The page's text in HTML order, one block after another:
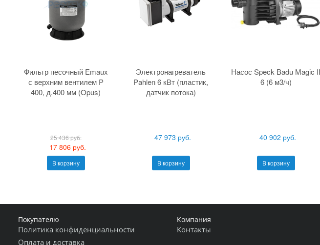
Фильтр песочный Emaux
с верхним вентилем P
400, д.400 мм (Opus)
25 436 руб.
17 806 руб.
В корзину
Электронагреватель
Pahlen 6 кВт (пластик,
датчик потока)
47 973 руб.
В корзину
Насос Speck Badu Magic II
6 (6 м3/ч)
40 902 руб.
В корзину
Покупателю
Политика конфиденциальности
Оплата и доставка
Компания
Контакты